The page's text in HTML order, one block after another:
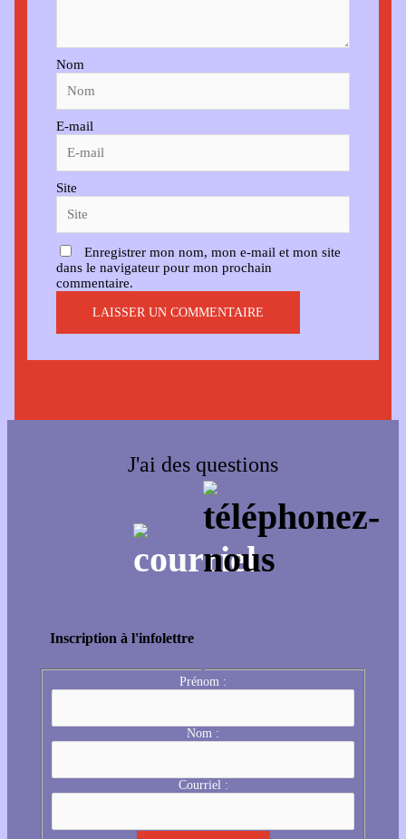
Nom
E-mail
Site
Enregistrer mon nom, mon e-mail et mon site
dans le navigateur pour mon prochain
commentaire.
J'ai des questions
Inscription à l'infolettre
Prénom :
Nom :
Courriel :